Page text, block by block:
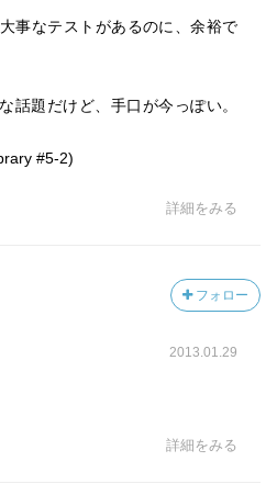
事なテストがあるのに、余裕で
話題だけど、手口が今っぽい。
#5-2)
詳細をみる
フォロー
2013.01.29
詳細をみる